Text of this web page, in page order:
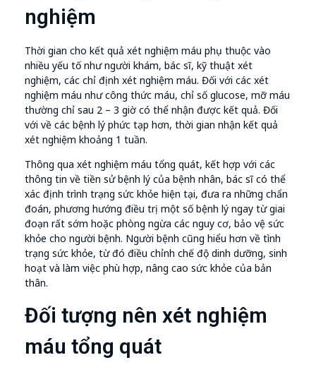
nghiệm
Thời gian cho kết quả xét nghiệm máu phụ thuộc vào
nhiều yếu tố như người khám, bác sĩ, kỹ thuật xét
nghiệm, các chỉ định xét nghiệm máu. Đối với các xét
nghiệm máu như công thức máu, chỉ số glucose, mỡ máu
thường chỉ sau 2 – 3 giờ có thể nhận được kết quả. Đối
với về các bệnh lý phức tạp hơn, thời gian nhận kết quả
xét nghiệm khoảng 1 tuần.
Thông qua xét nghiệm máu tổng quát, kết hợp với các
thông tin về tiền sử bệnh lý của bệnh nhân, bác sĩ có thể
xác định trình trạng sức khỏe hiện tại, đưa ra những chẩn
đoán, phương hướng điều trị một số bệnh lý ngay từ giai
đoạn rất sớm hoặc phòng ngừa các nguy cơ, bảo vệ sức
khỏe cho người bệnh. Người bệnh cũng hiểu hơn về tình
trạng sức khỏe, từ đó điều chỉnh chế độ dinh dưỡng, sinh
hoạt và làm việc phù hợp, nâng cao sức khỏe của bản
thân.
Đối tượng nên xét nghiệm
máu tổng quát